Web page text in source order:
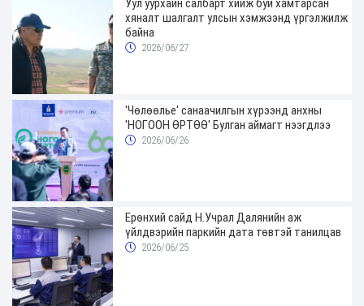
Уул уурхайн салбарт хийж буй хамтарсан
хяналт шалгалт улсын хэмжээнд үргэлжилж
байна
2026/06/27
'Чөлөөлье' санаачилгын хүрээнд анхны
'НОГООН ӨРТӨӨ' Булган аймагт нээгдлээ
2026/06/26
Ерөнхий сайд Н.Учрал Далянийн аж
үйлдвэрийн паркийн дата төвтэй танилцав
2026/06/25